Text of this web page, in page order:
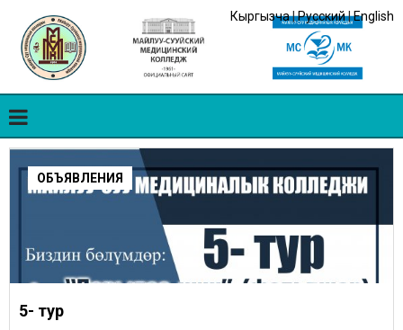
Кыргызча|Русский|English
ОБЪЯВЛЕНИЯ
5- тур